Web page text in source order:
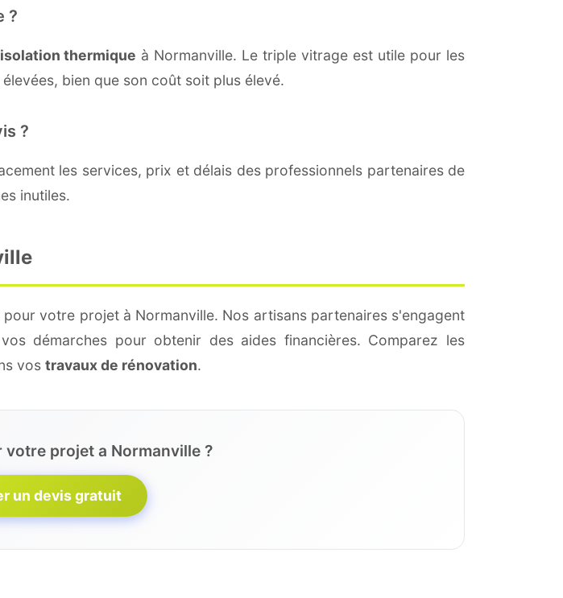
?
isolation thermique à Normanville. Le triple vitrage est utile pour les
bien que son coût soit plus élevé.
?
les services, prix et délais des professionnels partenaires de
inutiles.
votre projet à Normanville. Nos artisans partenaires s'engagent
démarches pour obtenir des aides financières. Comparez les
vos travaux de rénovation.
projet a Normanville ?
un devis gratuit